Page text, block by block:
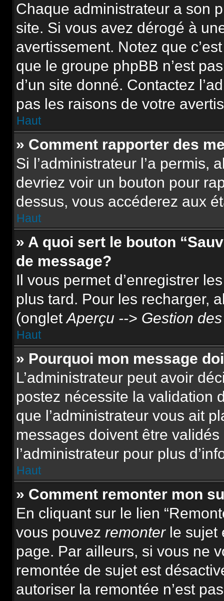
Chaque administrateur a son
site. Si vous avez dérogé à
avertissement. Notez que
que le groupe phpBB n’est
d’un site donné. Contactez
pas les raisons de votre
Haut
» Comment rapporter des
Si l’administrateur l’a permis,
devriez voir un bouton pour
dessus, vous accéderez aux
Haut
» A quoi sert le bouton
de message?
Il vous permet d’enregistrer
plus tard. Pour les recharger,
(ongletAperçu --> Gestion
Haut
» Pourquoi mon message
L’administrateur peut avoir
postez nécessite la validation
que l’administrateur vous ait
messages doivent être
l’administrateur pour plus
Haut
» Comment remonter mon
En cliquant sur le lien
vous pouvez remonterle sujet
page. Par ailleurs, si vous ne
remontée de sujet est
autoriser la remontée n’est